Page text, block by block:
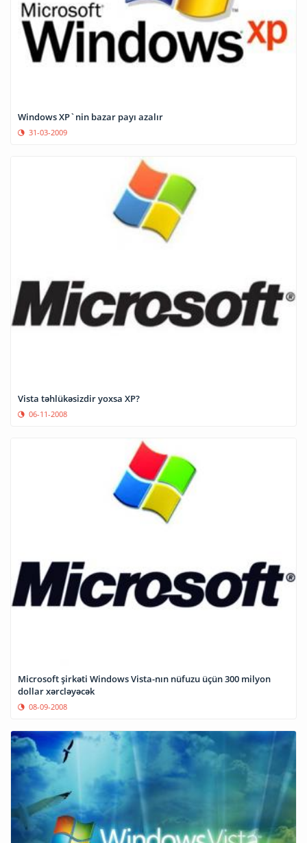
Windows XP`nin bazar payı azalır
31-03-2009
Vista təhlükəsizdir yoxsa XP?
06-11-2008
Microsoft şirkəti Windows Vista-nın nüfuzu üçün 300 milyon
dollar xərcləyəcək
08-09-2008